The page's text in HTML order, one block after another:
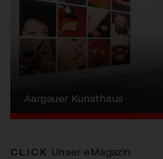
Künstlerin
Aargauer Kunsthaus
Gewerbemuseum Winterthur
Liste Art Fair Basel
Bündner Kunstmuseum
Künstler:innen Portraits
Junge Schweizer Kunst
Vögele Kultur Zentrum
Nidwaldner Museum
Haus für Kunst Uri
CLICK Unser eMagazin